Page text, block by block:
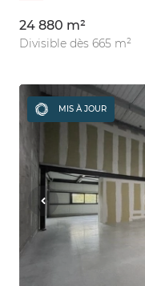
24 880 m²
Divisible dès 665 m²
MIS À JOUR